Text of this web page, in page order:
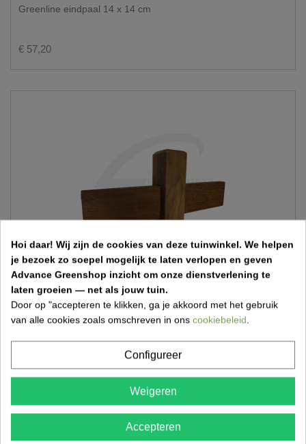
Greenline eindpaal 14 x 14 cm
€ 57,20
Dressuurborder ranch paal/eindpaal 90 x 9 x 9 cm
Hoi daar! Wij zijn de cookies van deze tuinwinkel. We helpen
je bezoek zo soepel mogelijk te laten verlopen en geven
Advance Greenshop inzicht om onze dienstverlening te
laten groeien — net als jouw tuin.
Door op "accepteren te klikken, ga je akkoord met het gebruik
van alle cookies zoals omschreven in ons cookiebeleid.
Configureer
Weigeren
Accepteren